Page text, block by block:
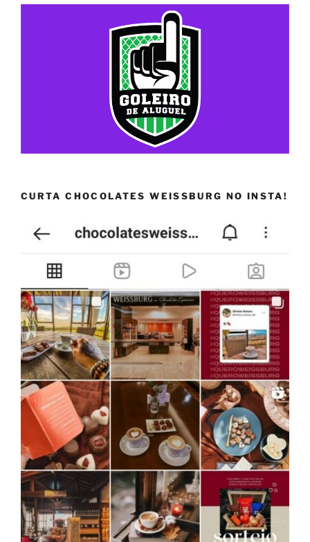
CURTA CHOCOLATES WEISSBURG NO INSTA!